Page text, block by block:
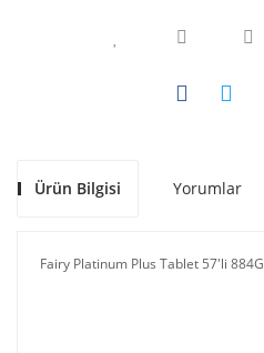
Ürün Bilgisi Yorumlar
Fairy Platinum Plus Tablet 57'li 884G